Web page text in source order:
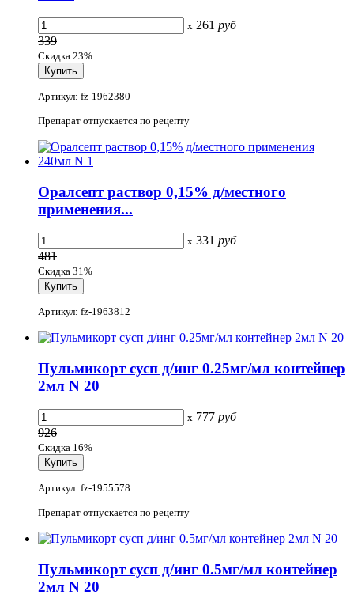
x 261 руб
339
Скидка 23%
Артикул: fz-1962380
Препарат отпускается по рецепту
Оралсепт раствор 0,15% д/местного
применения...
x 331 руб
481
Скидка 31%
Артикул: fz-1963812
Пульмикорт сусп д/инг 0.25мг/мл контейнер
2мл N 20
x 777 руб
926
Скидка 16%
Артикул: fz-1955578
Препарат отпускается по рецепту
Пульмикорт сусп д/инг 0.5мг/мл контейнер
2мл N 20